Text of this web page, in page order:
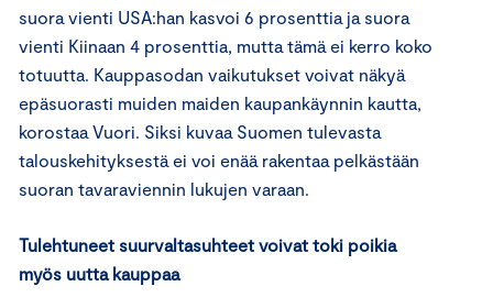
suora vienti USA:han kasvoi 6 prosenttia ja suora
vienti Kiinaan 4 prosenttia, mutta tämä ei kerro koko
totuutta. Kauppasodan vaikutukset voivat näkyä
epäsuorasti muiden maiden kaupankäynnin kautta,
korostaa Vuori. Siksi kuvaa Suomen tulevasta
talouskehityksestä ei voi enää rakentaa pelkästään
suoran tavaraviennin lukujen varaan.
Tulehtuneet suurvaltasuhteet voivat toki poikia
myös uutta kauppaa